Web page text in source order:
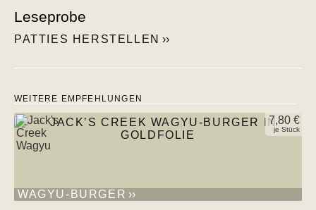
Leseprobe
PATTIES HERSTELLEN
WEITERE EMPFEHLUNGEN
7,80 €
je Stück
WAGYU-BURGER